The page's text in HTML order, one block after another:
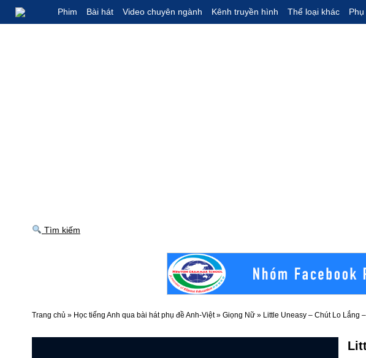
Phim Bài hát Video chuyên ngành Kênh truyền hình Thể loại khác
Tìm kiếm
Trang chủ » Học tiếng Anh qua bài hát phụ đề Anh-Việt» Giọng Nữ » Little Uneasy – Chút Lo Lắng